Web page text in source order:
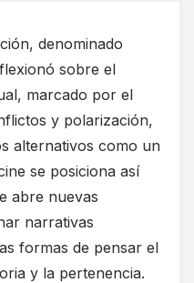
denominado
sobre el
marcado por el
y polarización,
alternativos como un
se posiciona así
abre nuevas
narrativas
formas de pensar el
y la pertenencia.